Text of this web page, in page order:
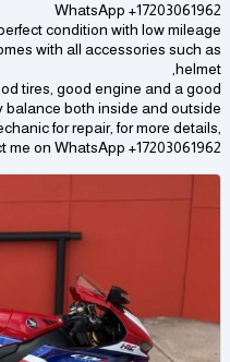
WhatsApp +17203061962
condition with low mileage,
with all accessories such as
helmet,
tires, good engine and a good
balance both inside and outside,
for repair, for more details,
me on WhatsApp +17203061962